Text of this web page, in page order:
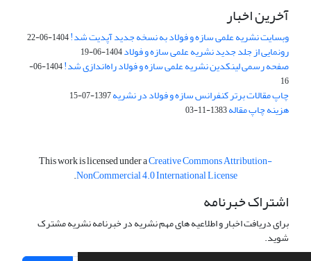
آخرین اخبار
وبسایت نشریه علمی سازه و فولاد به نسخه جدید آپدیت شد!1404-06-22
رونمایی از جلد جدید نشریه علمی سازه و فولاد1404-06-19
صفحه رسمی لینکدین نشریه علمی سازه و فولاد راه‌اندازی شد!
1404-06-
16
چاپ مقالات برتر کنفرانس سازه و فولاد در نشریه1397-07-15
هزینه چاپ مقاله1383-11-03
This work is licensed under aCreative Commons Attribution-
NonCommercial 4.0 International License
.
اشتراک خبرنامه
برای دریافت اخبار و اطلاعیه های مهم نشریه در خبرنامه نشریه مشترک
شوید.